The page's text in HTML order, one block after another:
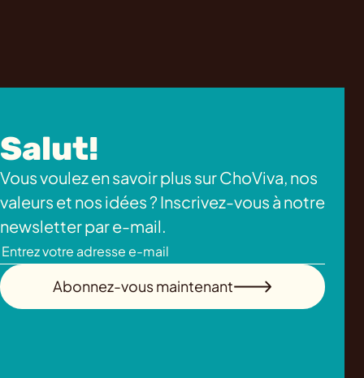
Salut!
Vous voulez en savoir plus sur ChoViva, nos
valeurs et nos idées ? Inscrivez-vous à notre
newsletter par e-mail.
Abonnez-vous maintenant